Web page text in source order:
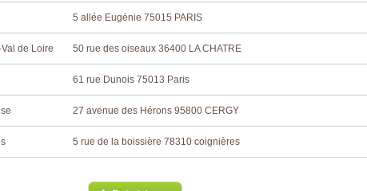
5 allée Eugénie 75015 PARIS
de Loire 50 rue des oiseaux 36400 LA CHATRE
61 rue Dunois 75013 Paris
27 avenue des Hérons 95800 CERGY
5 rue de la boissière 78310 coignières